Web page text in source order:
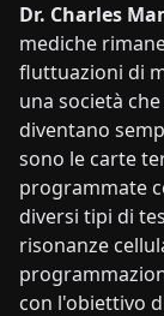
Dr. Charles
mediche
fluttuazioni di
una società
diventano
sono le carte
programmate
diversi tipi di
risonanze
con l'obiettivo